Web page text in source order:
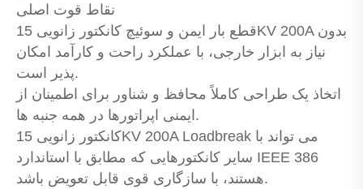
نقاط قوت اصلی
قطع بار ایمن و سوئیچ کانکتور زانویی 15KV 200A بدون
نیاز به ابزار خارجی، با عملکرد راحت و کارآمد امکان
پذیر است.
اتخاذ یک طراحی کاملاً محافظ و شناور برای اطمینان از
ایمنی اپراتورها در همه جنبه ها.
کانکتور زانویی 15KV 200A Loadbreak می تواند با
سایر کانکتورهایی که مطابق با استاندارد IEEE 386
هستند، با سازگاری قوی قابل تعویض باشد.